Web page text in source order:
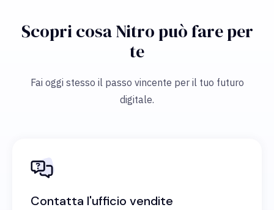
Scopri cosa Nitro può fare per
te
Fai oggi stesso il passo vincente per il tuo futuro
digitale.
Contatta l'ufficio vendite